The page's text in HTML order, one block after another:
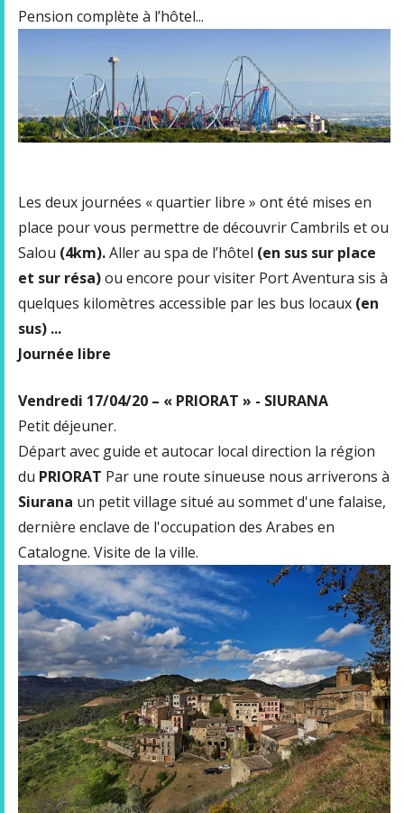
Pension complète à l’hôtel...
Les deux journées « quartier libre » ont été mises en
place pour vous permettre de découvrir Cambrils et ou
Salou (4km).Aller au spa de l’hôtel (en sus sur place
et sur résa)ou encore pour visiter Port Aventura sis à
quelques kilomètres accessible par les bus locaux (en
sus) ...
Journée libre
Vendredi 17/04/20 – « PRIORAT » - SIURANA
Petit déjeuner.
Départ avec guide et autocar local direction la région
du PRIORAT Par une route sinueuse nous arriverons à
Siurana un petit village situé au sommet d'une falaise,
dernière enclave de l'occupation des Arabes en
Catalogne. Visite de la ville.